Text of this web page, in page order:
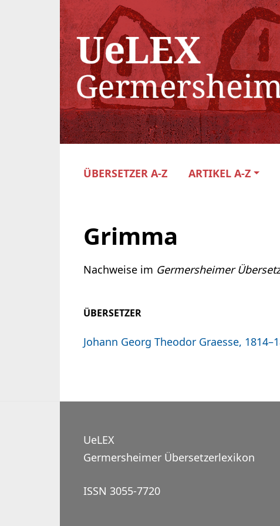
ÜBERSETZER A-Z ARTIKEL A-Z
Grimma
Nachweise im Germersheimer
ÜBERSETZER
Johann Georg Theodor Graesse,
UeLEX
Germersheimer Übersetzerlexikon
ISSN 3055-7720